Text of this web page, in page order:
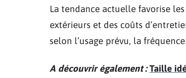
La tendance actuelle favorise
extérieurs et des coûts
selon l’usage prévu, la
A découvrir également : Taille